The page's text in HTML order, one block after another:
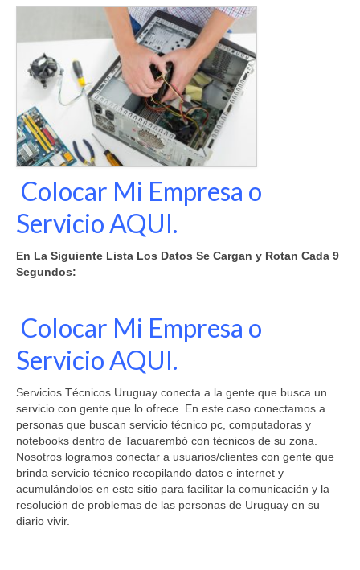
Colocar Mi Empresa o
Servicio AQUI.
En La Siguiente Lista Los Datos Se Cargan y Rotan Cada 9
Segundos:
Colocar Mi Empresa o
Servicio AQUI.
Servicios Técnicos Uruguay conecta a la gente que busca un
servicio con gente que lo ofrece. En este caso conectamos a
personas que buscan servicio técnico pc, computadoras y
notebooks dentro de Tacuarembó con técnicos de su zona.
Nosotros logramos conectar a usuarios/clientes con gente que
brinda servicio técnico recopilando datos e internet y
acumulándolos en este sitio para facilitar la comunicación y la
resolución de problemas de las personas de Uruguay en su
diario vivir.